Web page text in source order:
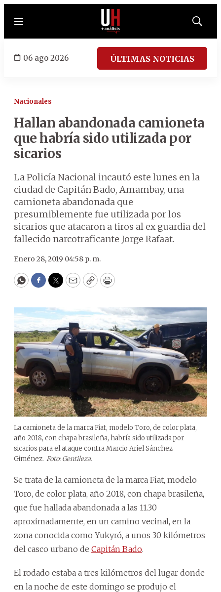
Menú
Mostrar
06 ago 2026 ÚLTIMAS NOTICIAS
Nacionales
Hallan abandonada camioneta
que habría sido utilizada por
sicarios
La Policía Nacional incautó este lunes en la
ciudad de Capitán Bado, Amambay, una
camioneta abandonada que
presumiblemente fue utilizada por los
sicarios que atacaron a tiros al ex guardia del
fallecido narcotraficante Jorge Rafaat.
Enero 28, 2019 04:58 p. m.
WhatsApp
Facebook
Twitter
EmailCopyPrint
La camioneta de la marca Fiat, modelo Toro, de color plata,
año 2018, con chapa brasileña, habría sido utilizada por
sicarios para el ataque contra Marcio Ariel Sánchez
Giménez. Foto: Gentileza.
Se trata de la camioneta de la marca Fiat, modelo
Toro, de color plata, año 2018, con chapa brasileña,
que fue hallada abandonada a las 11.30
aproximadamente, en un camino vecinal, en la
zona conocida como Yukyró, a unos 30 kilómetros
del casco urbano de Capitán Bado.
El rodado estaba a tres kilómetros del lugar donde
en la noche de este domingo se produjo el